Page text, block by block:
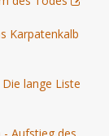
Karpatenkalb
lange Liste